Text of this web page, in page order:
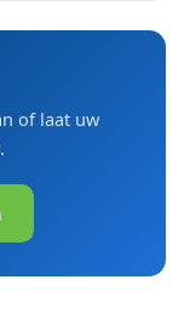
of laat uw